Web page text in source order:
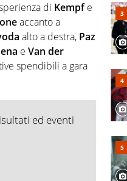
di Kempfe
accanto a
alto a destra, Paz
e Van der
spendibili a gara
ed eventi